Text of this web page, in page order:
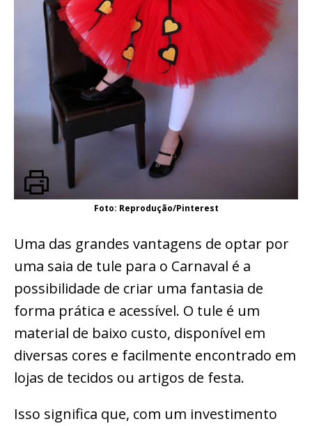
Foto: Reprodução/Pinterest
Uma das grandes vantagens de optar por
uma saia de tule para o Carnaval é a
possibilidade de criar uma fantasia de
forma prática e acessível. O tule é um
material de baixo custo, disponível em
diversas cores e facilmente encontrado em
lojas de tecidos ou artigos de festa.
Isso significa que, com um investimento